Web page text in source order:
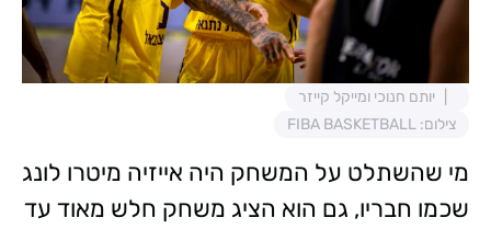
יותם חנוכי ומייקל קייזר
צילום: FIBA BASKETBALL
מי שהשתלט על המשחק היה אייזיה מיטרו לונג
שכמו חבריו, גם הוא הציג משחק חלש מאוד עד